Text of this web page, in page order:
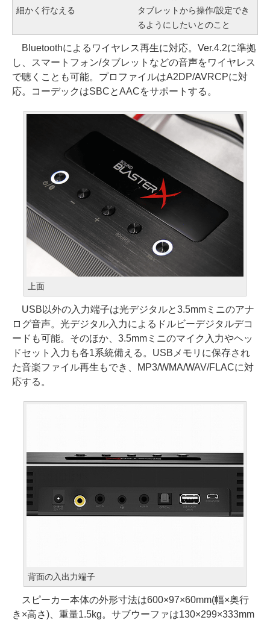
細かく行なえる
タブレットから操作/設定でき
るようにしたいとのこと
Bluetoothによるワイヤレス再生に対応。Ver.4.2に準拠
し、スマートフォン/タブレットなどの音声をワイヤレス
で聴くことも可能。プロファイルはA2DP/AVRCPに対
応。コーデックはSBCとAACをサポートする。
上面
USB以外の入力端子は光デジタルと3.5mmミニのアナ
ログ音声。光デジタル入力によるドルビーデジタルデコ
ードも可能。そのほか、3.5mmミニのマイク入力やヘッ
ドセット入力も各1系統備える。USBメモリに保存され
た音楽ファイル再生もでき、MP3/WMA/WAV/FLACに対
応する。
背面の入出力端子
スピーカー本体の外形寸法は600×97×60mm(幅×奥行
き×高さ)、重量1.5kg。サブウーファは130×299×333mm